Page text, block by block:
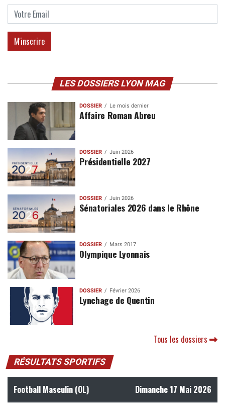
LES DOSSIERS LYON MAG
DOSSIER Le mois dernier
Affaire Roman Abreu
DOSSIER Juin 2026
Présidentielle 2027
DOSSIER Juin 2026
Sénatoriales 2026 dans le Rhône
DOSSIER Mars 2017
Olympique Lyonnais
DOSSIER Février 2026
Lynchage de Quentin
Tous les dossiers
RÉSULTATS SPORTIFS
Football Masculin (OL) Dimanche 17 Mai 2026